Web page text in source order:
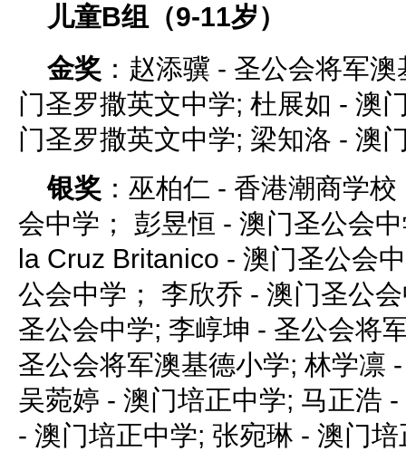
儿童B组（9-11岁）
金奖 ：赵添骥 - 圣公会将军
门圣罗撒英文中学; 杜展如 - 澳
门圣罗撒英文中学; 梁知洛 - 澳
银奖 ：巫柏仁 - 香港潮商学
会中学； 彭昱恒 - 澳门圣公会
la Cruz Britanico - 澳门圣公会
公会中学； 李欣乔 - 澳门圣公
圣公会中学; 李崞坤 - 圣公会将
圣公会将军澳基德小学; 林学凛
吴菀婷 - 澳门培正中学; 马正浩
- 澳门培正中学; 张宛琳 - 澳门